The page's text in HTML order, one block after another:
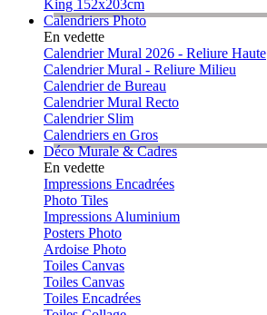
King 152x203cm
Calendriers Photo
En vedette
Calendrier Mural 2026 - Reliure Haute
Calendrier Mural - Reliure Milieu
Calendrier de Bureau
Calendrier Mural Recto
Calendrier Slim
Calendriers en Gros
Déco Murale & Cadres
En vedette
Impressions Encadrées
Photo Tiles
Impressions Aluminium
Posters Photo
Ardoise Photo
Toiles Canvas
Toiles Canvas
Toiles Encadrées